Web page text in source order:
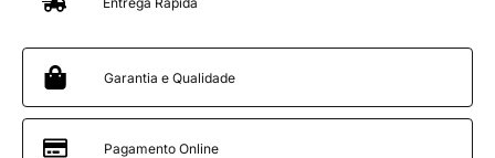
Garantia e Qualidade
Pagamento Online